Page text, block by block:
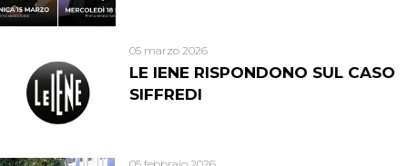
LE IENE RISPONDONO SUL CASO
SIFFREDI
05 marzo 2026